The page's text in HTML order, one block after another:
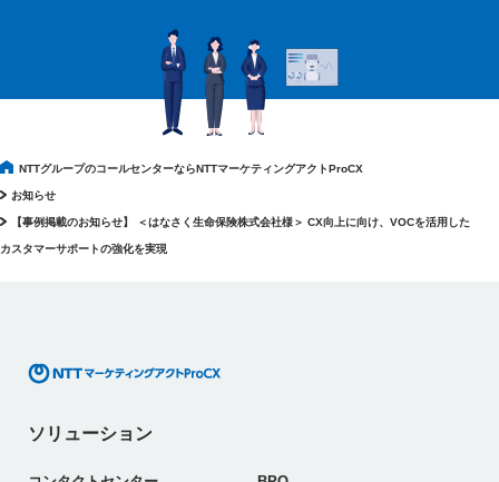
NTTグループのコールセンターならNTTマーケティングアクトProCX
お知らせ
【事例掲載のお知らせ】 ＜はなさく生命保険株式会社様＞ CX向上に向け、VOCを活用した
カスタマーサポートの強化を実現
ソリューション